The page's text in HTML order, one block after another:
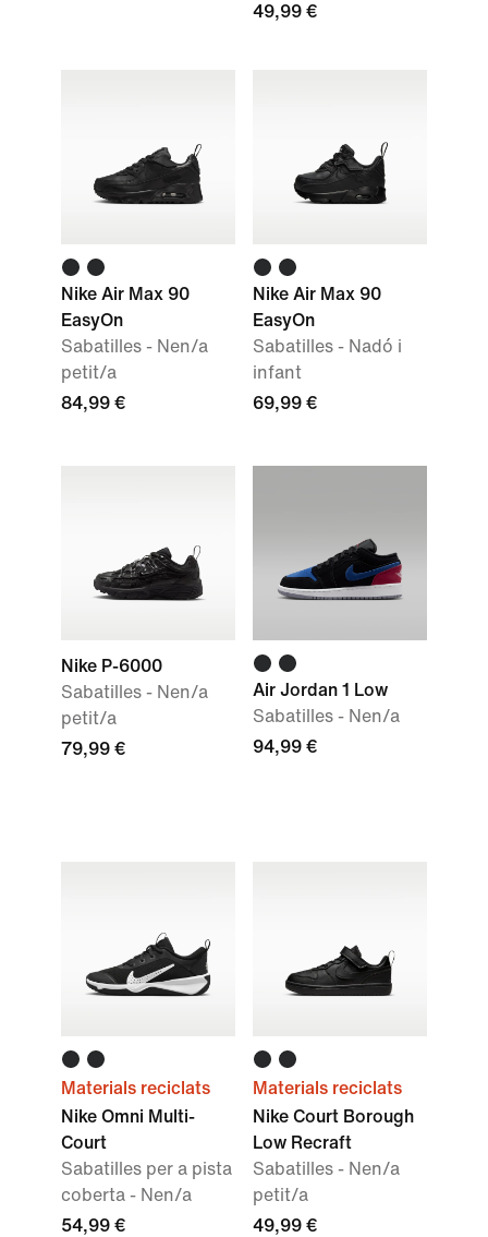
49,99 €
Nike Air Max 90
EasyOn
Sabatilles - Nen/a
petit/a
84,99 €
Nike Air Max 90
EasyOn
Sabatilles - Nadó i
infant
69,99 €
Nike P-6000
Sabatilles - Nen/a
petit/a
79,99 €
Air Jordan 1 Low
Sabatilles - Nen/a
94,99 €
Materials reciclats
Nike Omni Multi-
Court
Sabatilles per a pista
coberta - Nen/a
54,99 €
Materials reciclats
Nike Court Borough
Low Recraft
Sabatilles - Nen/a
petit/a
49,99 €